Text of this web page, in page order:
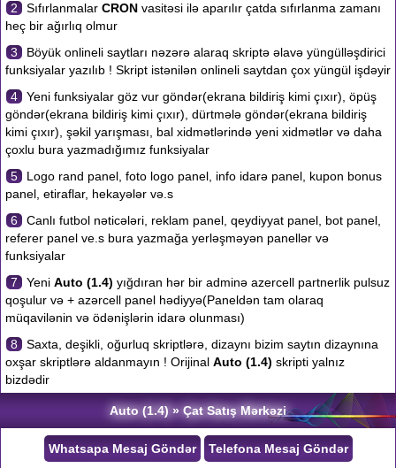
2
Sıfırlanmalar CRON vasitəsi ilə aparılır çatda sıfırlanma zamanı
heç bir ağırlıq olmur
3
Böyük onlineli saytları nəzərə alaraq skriptə əlavə yüngülləşdirici
funksiyalar yazılıb ! Skript istənilən onlineli saytdan çox yüngül işdəyir
4
Yeni funksiyalar göz vur göndər(ekrana bildiriş kimi çıxır), öpüş
göndər(ekrana bildiriş kimi çıxır), dürtmələ göndər(ekrana bildiriş
kimi çıxır), şəkil yarışması, bal xidmətlərində yeni xidmətlər və daha
çoxlu bura yazmadığımız funksiyalar
5
Logo rand panel, foto logo panel, info idarə panel, kupon bonus
panel, etiraflar, hekayələr və.s
6
Canlı futbol nəticələri, reklam panel, qeydiyyat panel, bot panel,
referer panel ve.s bura yazmağa yerləşməyən panellər və
funksiyalar
7
Yeni Auto (1.4) yığdıran hər bir adminə azercell partnerlik pulsuz
qoşulur və + azərcell panel hədiyyə(Paneldən tam olaraq
müqavilənin və ödənişlərin idarə olunması)
8
Saxta, deşikli, oğurluq skriptlərə, dizaynı bizim saytın dizaynına
oxşar skriptlərə aldanmayın ! Orijinal Auto (1.4) skripti yalnız
bizdədir
Auto (1.4) » Çat Satış Mərkəzi
Whatsapa Mesaj Göndər Telefona Mesaj Göndər